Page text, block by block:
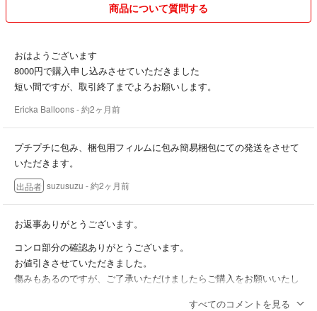
商品について質問する
おはようございます
8000円で購入申し込みさせていただきました
短い間ですが、取引終了までよろお願いします。
Ericka Balloons- 約2ヶ月前
プチプチに包み、梱包用フィルムに包み簡易梱包にての発送をさせて
いただきます。
出品者 suzusuzu - 約2ヶ月前
お返事ありがとうございます。
コンロ部分の確認ありがとうございます。
お値引きさせていただきました。
傷みもあるのですが、ご了承いただけましたらご購入をお願いいたし
すべてのコメントを見る